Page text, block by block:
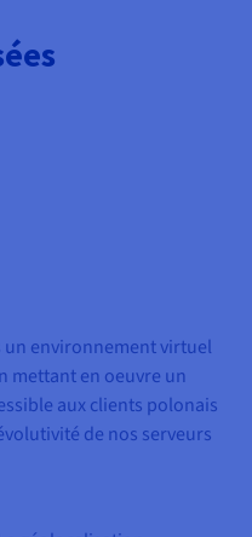
un environnement virtuel
mettant en oeuvre un
aux clients polonais
de nos serveurs